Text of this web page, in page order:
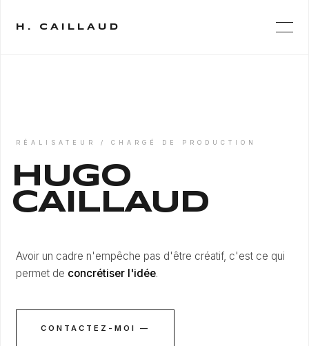
H. CAILLAUD
RÉALISATEUR / CHARGÉ DE PRODUCTION
HUGO
CAILLAUD
Avoir un cadre n'empêche pas d'être créatif, c'est ce qui
permet de concrétiser l'idée.
CONTACTEZ-MOI —